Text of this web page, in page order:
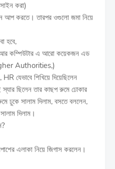
করা)
আপ করতে। তারপর ওগুলো জমা নিয়ে
হবে,
কম্পিউটার এ আরো কয়েকজন এড
Authorities,)
যেভাবে শিখিয়ে দিয়েছিলেন
ছিলেন তার কাছপ রুমে ঢোকার
ঢুকে সালাম দিলাম, বসতে বললেন,
দিলাম।
এলাকা নিয়ে জিগাস করলেন।